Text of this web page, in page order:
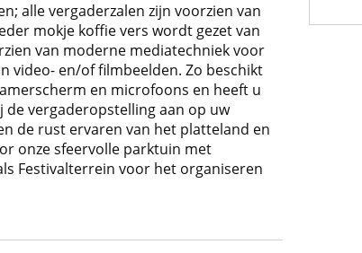
alle vergaderzalen zijn voorzien van
mokje koffie vers wordt gezet van
van moderne mediatechniek voor
video- en/of filmbeelden. Zo beschikt
en microfoons en heeft u
vergaderopstelling aan op uw
de rust ervaren van het platteland en
onze sfeervolle parktuin met
Festivalterrein voor het organiseren